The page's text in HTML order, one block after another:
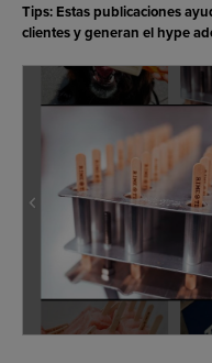
Tips: Estas publicaciones
clientes y generan el hype